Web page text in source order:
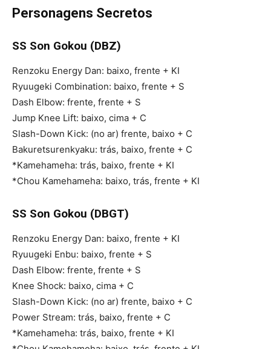
Personagens Secretos
SS Son Gokou (DBZ)
Renzoku Energy Dan: baixo, frente + KI
Ryuugeki Combination: baixo, frente + S
Dash Elbow: frente, frente + S
Jump Knee Lift: baixo, cima + C
Slash-Down Kick: (no ar) frente, baixo + C
Bakuretsurenkyaku: trás, baixo, frente + C
*Kamehameha: trás, baixo, frente + KI
*Chou Kamehameha: baixo, trás, frente + KI
SS Son Gokou (DBGT)
Renzoku Energy Dan: baixo, frente + KI
Ryuugeki Enbu: baixo, frente + S
Dash Elbow: frente, frente + S
Knee Shock: baixo, cima + C
Slash-Down Kick: (no ar) frente, baixo + C
Power Stream: trás, baixo, frente + C
*Kamehameha: trás, baixo, frente + KI